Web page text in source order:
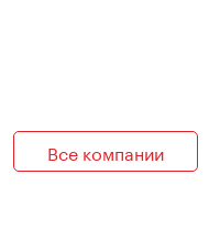
Все компании